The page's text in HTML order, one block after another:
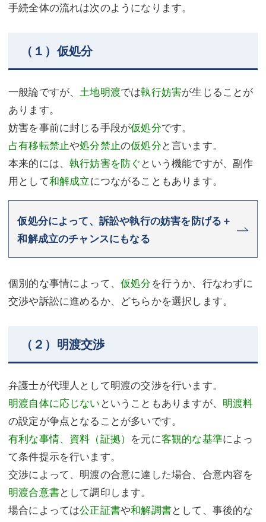
手続全体の流れは次のようになります。
（１）仮処分
一般論ですが、土地明渡では執行妨害が生じることが
あります。
妨害を事前に封じる手段が仮処分です。
占有移転禁止や処分禁止の仮処分と言います。
本来的には、執行妨害を防ぐという機能ですが、副作
用として和解成立につながることもあります。
仮処分によって、訴訟や執行の妨害を防げる＋
和解成立のチャンスにもなる
個別的な事情によって、仮処分を行うか、行なわずに
交渉や訴訟に進めるか、どちらかを選択します。
（２）明渡交渉
弁護士が代理人として明渡の交渉を行います。
明渡自体に応じない ということもありますが、 明渡料
の設定が争点となることが多いです。
有利な事情、資料（証拠） を元に客観的な基準によっ
て条件提示を行います。
交渉によって、明渡の合意に達した場合、合意内容を
明渡合意書として調印します。
場合によっては公正証書や和解調書として、事後的な